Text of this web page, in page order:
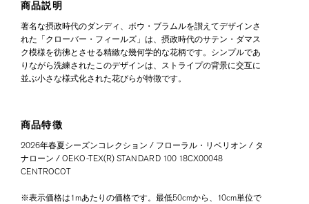
商品説明
著名な摂政時代のダンディ、ボウ・ブラムルを讃えてデザインさ
れた「クローバー・フィールズ」は、摂政時代のサテン・ダマス
ク模様を彷彿とさせる精緻な幾何学的な花柄です。シンプルであ
りながら洗練されたこのデザインは、ストライプの背景に交互に
並ぶ小さな様式化された花びらが特徴です。
商品特徴
2026年春夏シーズンコレクション / フローラル・リベリオン / タ
ナローン / OEKO-TEX(R) STANDARD 100 18CX00048
CENTROCOT
※表示価格は1mあたりの価格です。最低50cmから、10cm単位で